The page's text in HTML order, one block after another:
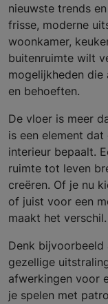
nieuwste trends
frisse, moderne
woonkamer,
buitenruimte wilt
mogelijkheden
en behoeften.
De vloer is meer
is een element
interieur bepaalt.
ruimte tot leven
creëren. Of je nu
of juist voor een
maakt het verschil.
Denk bijvoorbeeld
gezellige
afwerkingen voor
je spelen met